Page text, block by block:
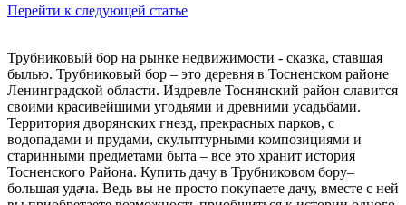
Перейти к следующей статье
Трубниковый бор на рынке недвижимости - сказка, ставшая
былью. Трубниковый бор – это деревня в Тосненском районе
Ленинградской области. Издревле Тоснянский район славится
своими красивейшими угодьями и древними усадьбами.
Территория дворянских гнезд, прекрасных парков, с
водопадами и прудами, скульптурными композициями и
старинными предметами быта – все это хранит история
Тосненского Района. Купить дачу в Трубниковом бору–
большая удача. Ведь вы не просто покупаете дачу, вместе с ней